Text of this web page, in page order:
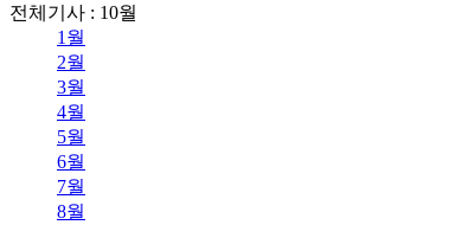
전체기사 : 10월
1월
2월
3월
4월
5월
6월
7월
8월